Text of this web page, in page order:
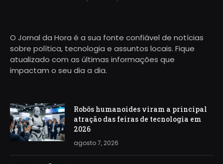
O Jornal da Hora é a sua fonte confiável de notícias
sobre política, tecnologia e assuntos locais. Fique
atualizado com as últimas informações que
impactam o seu dia a dia.
Robôs humanoides viram a principal
atração das feiras de tecnologia em
2026
agosto 7, 2026